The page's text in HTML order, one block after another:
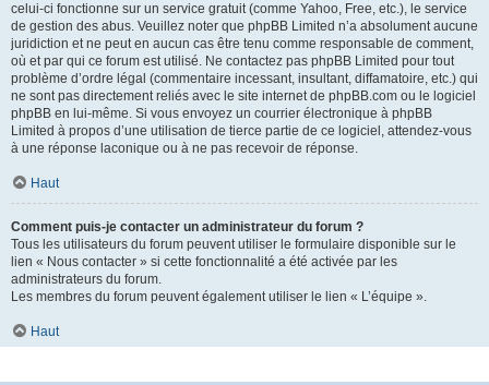
celui-ci fonctionne sur un service gratuit (comme Yahoo, Free, etc.), le service
de gestion des abus. Veuillez noter que phpBB Limited n’a absolument aucune
juridiction et ne peut en aucun cas être tenu comme responsable de comment,
où et par qui ce forum est utilisé. Ne contactez pas phpBB Limited pour tout
problème d’ordre légal (commentaire incessant, insultant, diffamatoire, etc.) qui
ne sont pas directement reliés avec le site internet de phpBB.com ou le logiciel
phpBB en lui-même. Si vous envoyez un courrier électronique à phpBB
Limited à propos d’une utilisation de tierce partie de ce logiciel, attendez-vous
à une réponse laconique ou à ne pas recevoir de réponse.
Haut
Comment puis-je contacter un administrateur du forum ?
Tous les utilisateurs du forum peuvent utiliser le formulaire disponible sur le
lien « Nous contacter » si cette fonctionnalité a été activée par les
administrateurs du forum.
Les membres du forum peuvent également utiliser le lien « L’équipe ».
Haut